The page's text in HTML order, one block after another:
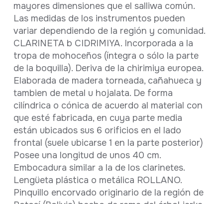
mayores dimensiones que el salliwa común.
Las medidas de los instrumentos pueden
variar dependiendo de la región y comunidad.
CLARINETA b CIDRIMIYA. Incorporada a la
tropa de mohoceños (íntegra o sólo la parte
de la boquilla). Deriva de la chirimiya europea.
Elaborada de madera torneada, cañahueca y
tambien de metal u hojalata. De forma
cilíndrica o cónica de acuerdo al material con
que esté fabricada, en cuya parte media
están ubicados sus 6 orificios en el lado
frontal (suele ubicarse 1 en la parte posterior)
Posee una longitud de unos 40 cm.
Embocadura similar a la de los clarinetes.
Lengüeta plástica o metálica ROLLANO.
Pinquillo encorvado originario de la región de